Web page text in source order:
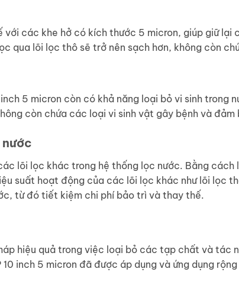
với các khe hở có kích thước 5 micron, giúp giữ
qua lõi lọc thô sẽ trở nên sạch hơn, không còn
5 micron còn có khả năng loại bỏ vi sinh trong
còn chứa các loại vi sinh vật gây bệnh và
lõi lọc khác trong hệ thống lọc nước. Bằng
suất hoạt động của các lõi lọc khác như lõi lọc
từ đó tiết kiệm chi phí bảo trì và thay thế.
hiệu quả trong việc loại bỏ các tạp chất và tác
inch 5 micron đã được áp dụng và ứng dụng